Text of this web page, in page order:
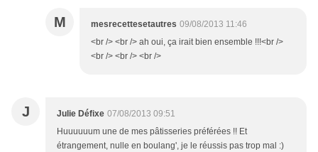
M mesrecettesetautres 09/08/2013 11:46
<br /> <br /> ah oui, ça irait bien ensemble !!!<br />
<br /> <br /> <br />
J Julie Défixe 07/08/2013 09:51
Huuuuuum une de mes pâtisseries préférées !! Et
étrangement, nulle en boulang', je le réussis pas trop mal :)